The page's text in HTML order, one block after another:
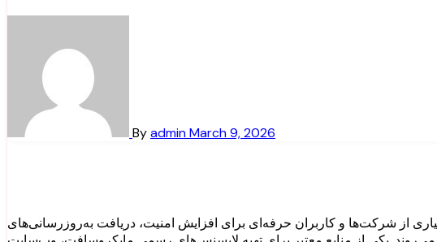
ByadminMarch 9, 2026
از شرکت‌ها و کاربران حرفه‌ای برای افزایش امنیت، دریافت به‌روزرسانی‌های